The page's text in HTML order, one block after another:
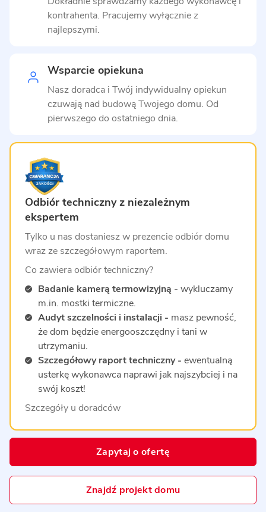
kontrahenta. Pracujemy wyłącznie z
najlepszymi.
Wsparcie opiekuna
Nasz doradca i Twój indywidualny opiekun
czuwają nad budową Twojego domu. Od
pierwszego do ostatniego dnia.
Odbiór techniczny z niezależnym
ekspertem
Tylko u nas dostaniesz w prezencie odbiór domu
wraz ze szczegółowym raportem.
Co zawiera odbiór techniczny?
Badanie kamerą termowizyjną - wykluczamy
m.in. mostki termiczne.
Audyt szczelności i instalacji - masz pewność,
że dom będzie energooszczędny i tani w
utrzymaniu.
Szczegółowy raport techniczny - ewentualną
usterkę wykonawca naprawi jak najszybciej i na
swój koszt!
Szczegóły u doradców
Zapytaj o ofertę
Znajdź projekt domu